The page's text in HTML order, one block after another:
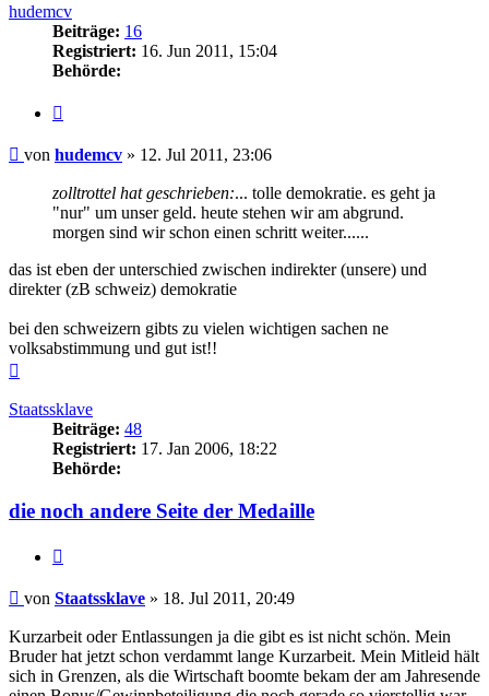
hudemcv
Beiträge: 16
Registriert: 16. Jun 2011, 15:04
Behörde:
Beitrag
von hudemcv » 12. Jul 2011, 23:06
zolltrottel hat geschrieben:... tolle demokratie. es geht ja
"nur" um unser geld. heute stehen wir am abgrund.
morgen sind wir schon einen schritt weiter......
das ist eben der unterschied zwischen indirekter (unsere) und
direkter (zB schweiz) demokratie
bei den schweizern gibts zu vielen wichtigen sachen ne
volksabstimmung und gut ist!!
Staatssklave
Beiträge: 48
Registriert: 17. Jan 2006, 18:22
Behörde:
die noch andere Seite der Medaille
Beitrag
von Staatssklave » 18. Jul 2011, 20:49
Kurzarbeit oder Entlassungen ja die gibt es ist nicht schön. Mein
Bruder hat jetzt schon verdammt lange Kurzarbeit. Mein Mitleid hält
sich in Grenzen, als die Wirtschaft boomte bekam der am Jahresende